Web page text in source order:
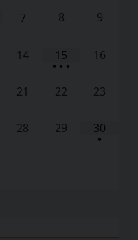
7 8 9
14 15
• • •
16
21 22 23
28 29 30
•